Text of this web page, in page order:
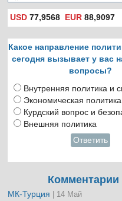
USD 77,9568 EUR 88,9097
Какое направление
сегодня вызывает у вас
вопросы?
Внутренняя политика и
Экономическая политика
Курдский вопрос и
Внешняя политика
Ответить
МК-Турция | 14 Май